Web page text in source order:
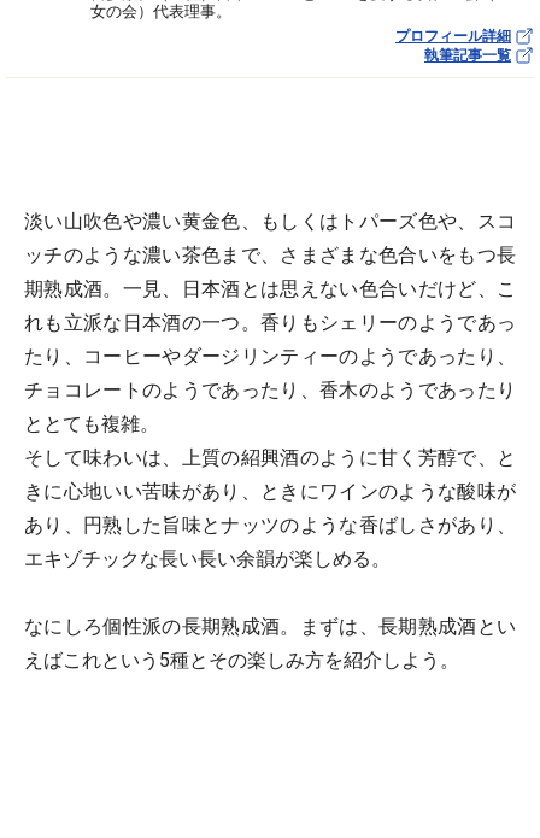
女の会）代表理事。
プロフィール詳細
執筆記事一覧
淡い山吹色や濃い黄金色、もしくはトパーズ色や、スコ
ッチのような濃い茶色まで、さまざまな色合いをもつ長
期熟成酒。一見、日本酒とは思えない色合いだけど、こ
れも立派な日本酒の一つ。香りもシェリーのようであっ
たり、コーヒーやダージリンティーのようであったり、
チョコレートのようであったり、香木のようであったり
ととても複雑。
そして味わいは、上質の紹興酒のように甘く芳醇で、と
きに心地いい苦味があり、ときにワインのような酸味が
あり、円熟した旨味とナッツのような香ばしさがあり、
エキゾチックな長い長い余韻が楽しめる。
なにしろ個性派の長期熟成酒。まずは、長期熟成酒とい
えばこれという5種とその楽しみ方を紹介しよう。